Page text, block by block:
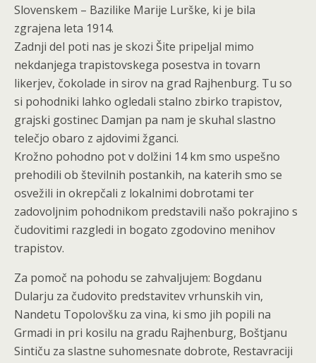
Slovenskem – Bazilike Marije Lurške, ki je bila
zgrajena leta 1914.
Zadnji del poti nas je skozi Šite pripeljal mimo
nekdanjega trapistovskega posestva in tovarn
likerjev, čokolade in sirov na grad Rajhenburg. Tu so
si pohodniki lahko ogledali stalno zbirko trapistov,
grajski gostinec Damjan pa nam je skuhal slastno
telečjo obaro z ajdovimi žganci.
Krožno pohodno pot v dolžini 14 km smo uspešno
prehodili ob številnih postankih, na katerih smo se
osvežili in okrepčali z lokalnimi dobrotami ter
zadovoljnim pohodnikom predstavili našo pokrajino s
čudovitimi razgledi in bogato zgodovino menihov
trapistov.
Za pomoč na pohodu se zahvaljujem: Bogdanu
Dularju za čudovito predstavitev vrhunskih vin,
Nandetu Topolovšku za vina, ki smo jih popili na
Grmadi in pri kosilu na gradu Rajhenburg, Boštjanu
Sintiču za slastne suhomesnate dobrote, Restavraciji